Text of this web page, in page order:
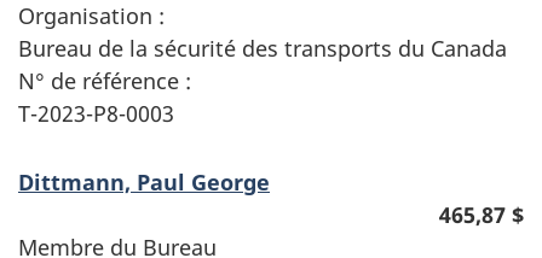
Organisation :
Bureau de la sécurité des transports du Canada
N° de référence :
T-2023-P8-0003
Dittmann, Paul George
465,87 $
Membre du Bureau